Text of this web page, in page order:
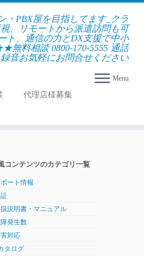
PBX屋を目指してます_クラ
、リモートから派遣訪問も可
ト、通信の力とDX支援で中小
料相談 0800-170-5555 通話
録音お気軽にお問合せください
Menu
代理店様募集
コンテンツのカテゴリ一覧
ート情報
説明書・マニュアル
発生数
対応
タログ